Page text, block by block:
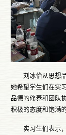
刘冰怡从思想
她希望学生们在实
品德的修养和团队
积极的态度和饱满
实习生们表示